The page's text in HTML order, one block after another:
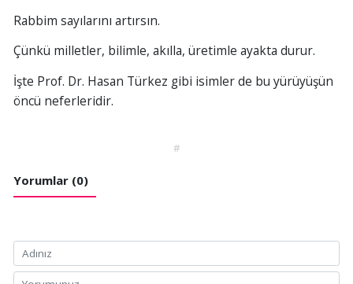
Rabbim sayılarını artırsın.
Çünkü milletler, bilimle, akılla, üretimle ayakta durur.
İşte Prof. Dr. Hasan Türkez gibi isimler de bu yürüyüşün
öncü neferleridir.
#
Yorumlar (0)